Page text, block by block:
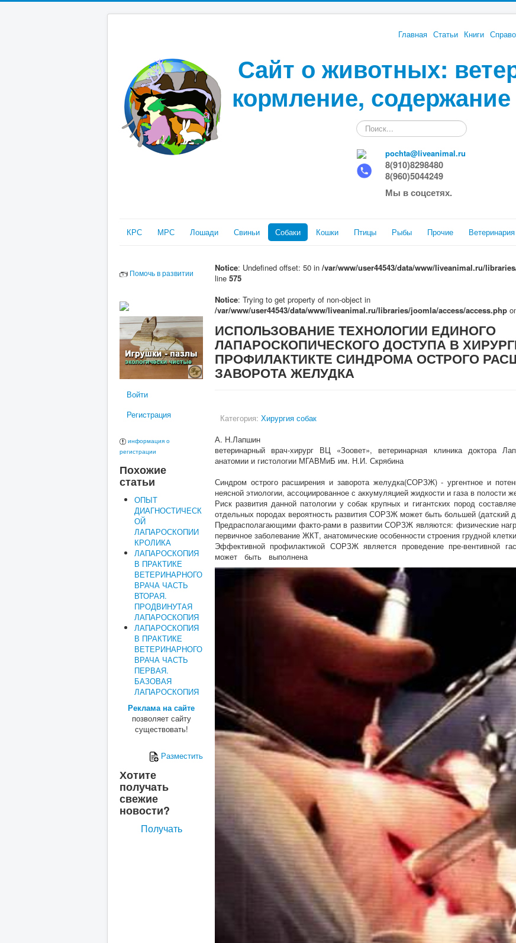
Главная Статьи Книги
Сайт о животных:
кормление, содержание
Искать...
pochta@liveanimal.ru
8(910)8298480
8(960)5044249
Мы в соцсетях.
КРС МРС Лошади Свиньи Собаки Кошки Птицы Рыбы Прочие Ветеринария
Помочь в развитии
Войти
Регистрация
информация о
регистрации
Похожие
статьи
ОПЫТ
ДИАГНОСТИЧЕСК
ОЙ
ЛАПАРОСКОПИИ
КРОЛИКА
ЛАПАРОСКОПИЯ
В ПРАКТИКЕ
ВЕТЕРИНАРНОГО
ВРАЧА ЧАСТЬ
ВТОРАЯ.
ПРОДВИНУТАЯ
ЛАПАРОСКОПИЯ
ЛАПАРОСКОПИЯ
В ПРАКТИКЕ
ВЕТЕРИНАРНОГО
ВРАЧА ЧАСТЬ
ПЕРВАЯ.
БАЗОВАЯ
ЛАПАРОСКОПИЯ
Реклама на сайте
позволяет сайту
существовать!
Разместить
Хотите
получать
свежие
новости?
Получать
Notice: Undefined offset: 50 in /var/www/user44543/data/www/liveanimal.ru/
line 575
Notice: Trying to get property of non-object in
/var/www/user44543/data/www/liveanimal.ru/libraries/joomla/access/access.php
ИСПОЛЬЗОВАНИЕ ТЕХНОЛОГИИ ЕДИНОГО
ЛАПАРОСКОПИЧЕСКОГО ДОСТУПА В
ПРОФИЛАКТИКТЕ СИНДРОМА ОСТРОГО
ЗАВОРОТА ЖЕЛУДКА
Категория: Хирургия собак
А. Н.Лапшин
ветеринарный врач-хирург ВЦ «Зоовет», ветеринарная клиника доктора
анатомии и гистологии МГАВМиБ им. Н.И. Скрябина
Синдром острого расширения и заворота желудка(СОРЗЖ) - ургентное и
неясной этиологии, ассоциированное с аккумуляцией жидкости и газа в полости
Риск развития данной патологии у собак крупных и гигантских пород
отдельных породах вероятность развития СОРЗЖ может быть большей (датский
Предрасполагающими факто-рами в развитии СОРЗЖ являются: физические
первичное заболевание ЖКТ, анатомические особенности строения грудной
Эффективной профилактикой СОРЗЖ является проведение пре-вентивной
может быть выполнена